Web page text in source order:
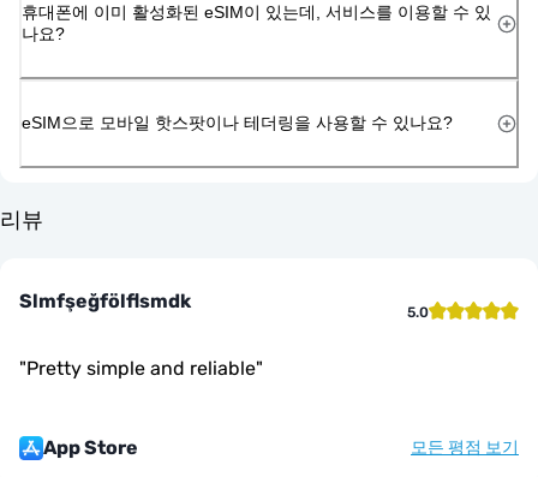
휴대폰에 이미 활성화된 eSIM이 있는데, 서비스를 이용할 수 있
나요?
eSIM으로 모바일 핫스팟이나 테더링을 사용할 수 있나요?
리뷰
Slmfşeğfölflsmdk 5.0
"Pretty simple and reliable"
App Store 모든 평점 보기